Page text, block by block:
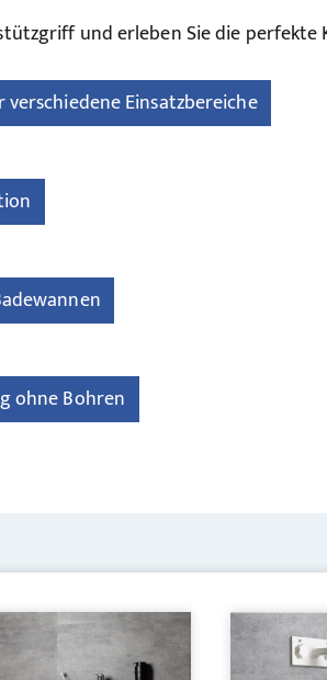
und erleben Sie die
Einsatzbereiche
ohne Bohren